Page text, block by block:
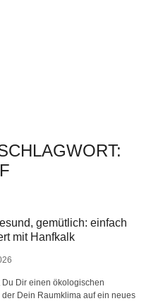
gemütlich: einfach
mit Hanfkalk
Du Dir einen ökologischen
der Dein Raumklima auf ein neues